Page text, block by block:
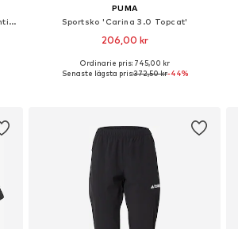
Slimfit Sportbyxa 'Puma x Hyrox Essentials'
PUMA
Sportsko 'Carina 3.0 Topcat'
206,00 kr
Tillgänglig i många storlekar
Ordinarie pris: 745,00 kr
Senaste lägsta pris:372,50 kr-44%